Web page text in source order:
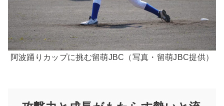
阿波踊りカップに挑む留萌JBC（写真・留萌JBC提供）